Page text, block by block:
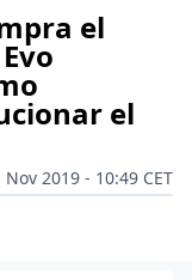
el
el
Nov 2019 - 10:49 CET